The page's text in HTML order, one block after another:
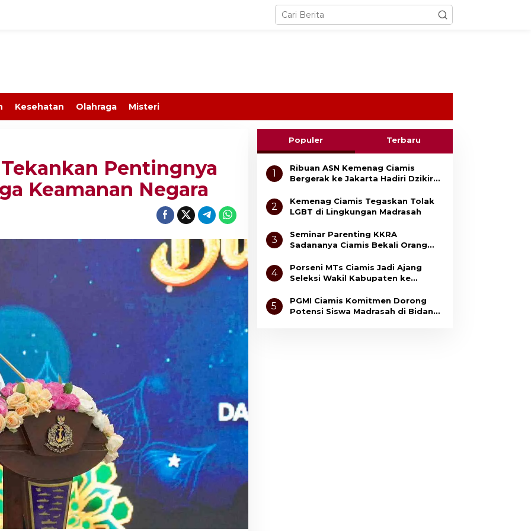
Kesehatan Olahraga Misteri
Pentingnya
Keamanan Negara
Populer Terbaru
1
Ribuan ASN Kemenag Ciamis
Bergerak ke Jakarta Hadiri Dzikir
2
Kemenag Ciamis Tegaskan Tolak
LGBT di Lingkungan Madrasah
3
Seminar Parenting KKRA
Sadananya Ciamis Bekali Orang
Anak
4
Porseni MTs Ciamis Jadi Ajang
Seleksi Wakil Kabupaten ke
5
PGMI Ciamis Komitmen Dorong
Potensi Siswa Madrasah di Bidang